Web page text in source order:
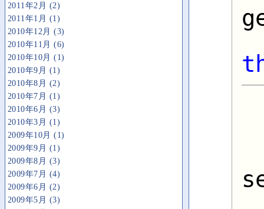
2011年2月 (2)
2011年1月 (1)
2010年12月 (3)
2010年11月 (6)
2010年10月 (1)
2010年9月 (1)
2010年8月 (2)
2010年7月 (1)
2010年6月 (3)
2010年3月 (1)
2009年10月 (1)
2009年9月 (1)
2009年8月 (3)
2009年7月 (4)
2009年6月 (2)
2009年5月 (3)